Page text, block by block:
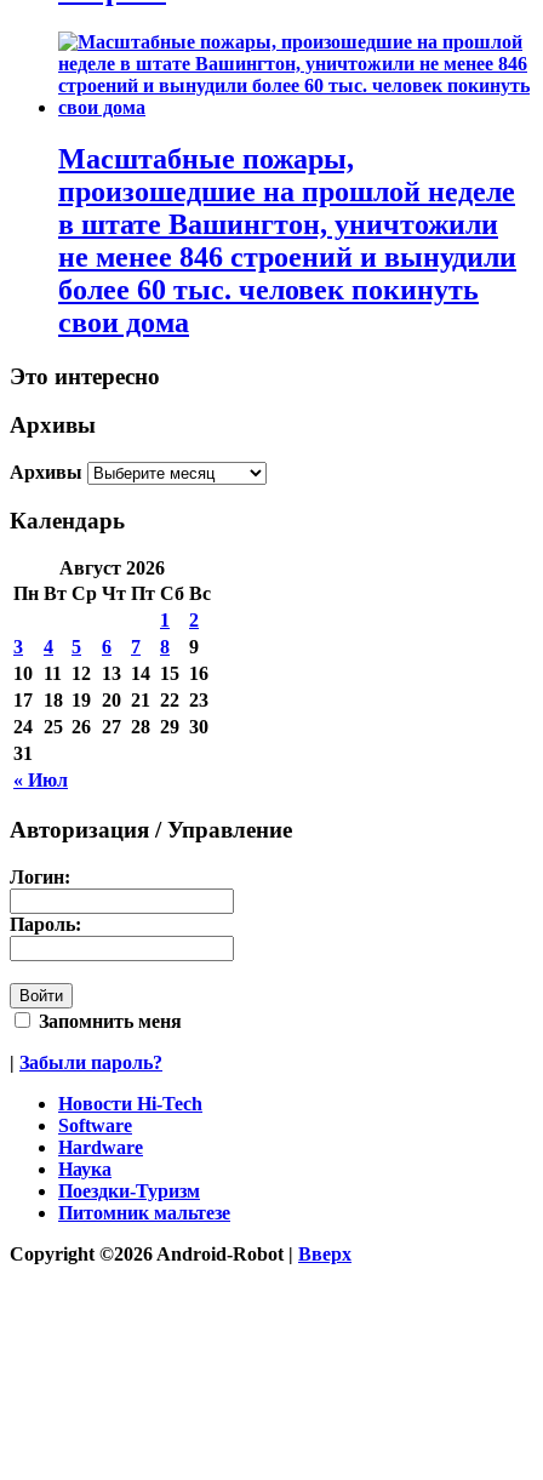
Масштабные пожары,
произошедшие на прошлой неделе
в штате Вашингтон, уничтожили
не менее 846 строений и вынудили
более 60 тыс. человек покинуть
свои дома
Это интересно
Архивы
Архивы
Календарь
Август 2026
Пн Вт Ср Чт Пт Сб Вс
« Июл
1
2
3
4 5 6 7 8
9
10 11 12 13 14 15 16
17 18 19 20 21 22 23
24 25 26 27 28 29 30
31
Авторизация / Управление
Логин:
Пароль:
Запомнить меня
| Забыли пароль?
Новости Hi-Tech
Software
Hardware
Наука
Поездки-Туризм
Питомник мальтезе
Copyright ©2026 Android-Robot | Вверх